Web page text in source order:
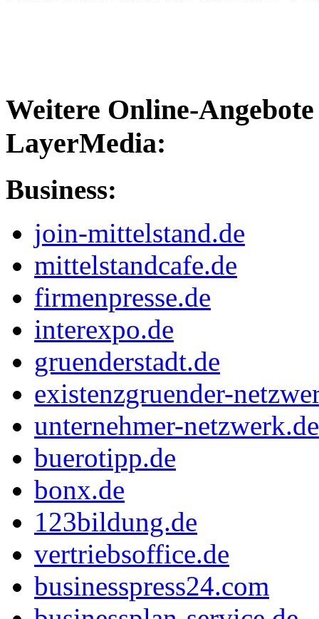
Weitere Online-Angebote
LayerMedia:
Business:
join-mittelstand.de
mittelstandcafe.de
firmenpresse.de
interexpo.de
gruenderstadt.de
existenzgruender-
unternehmer-netzwerk.de
buerotipp.de
bonx.de
123bildung.de
vertriebsoffice.de
businesspress24.com